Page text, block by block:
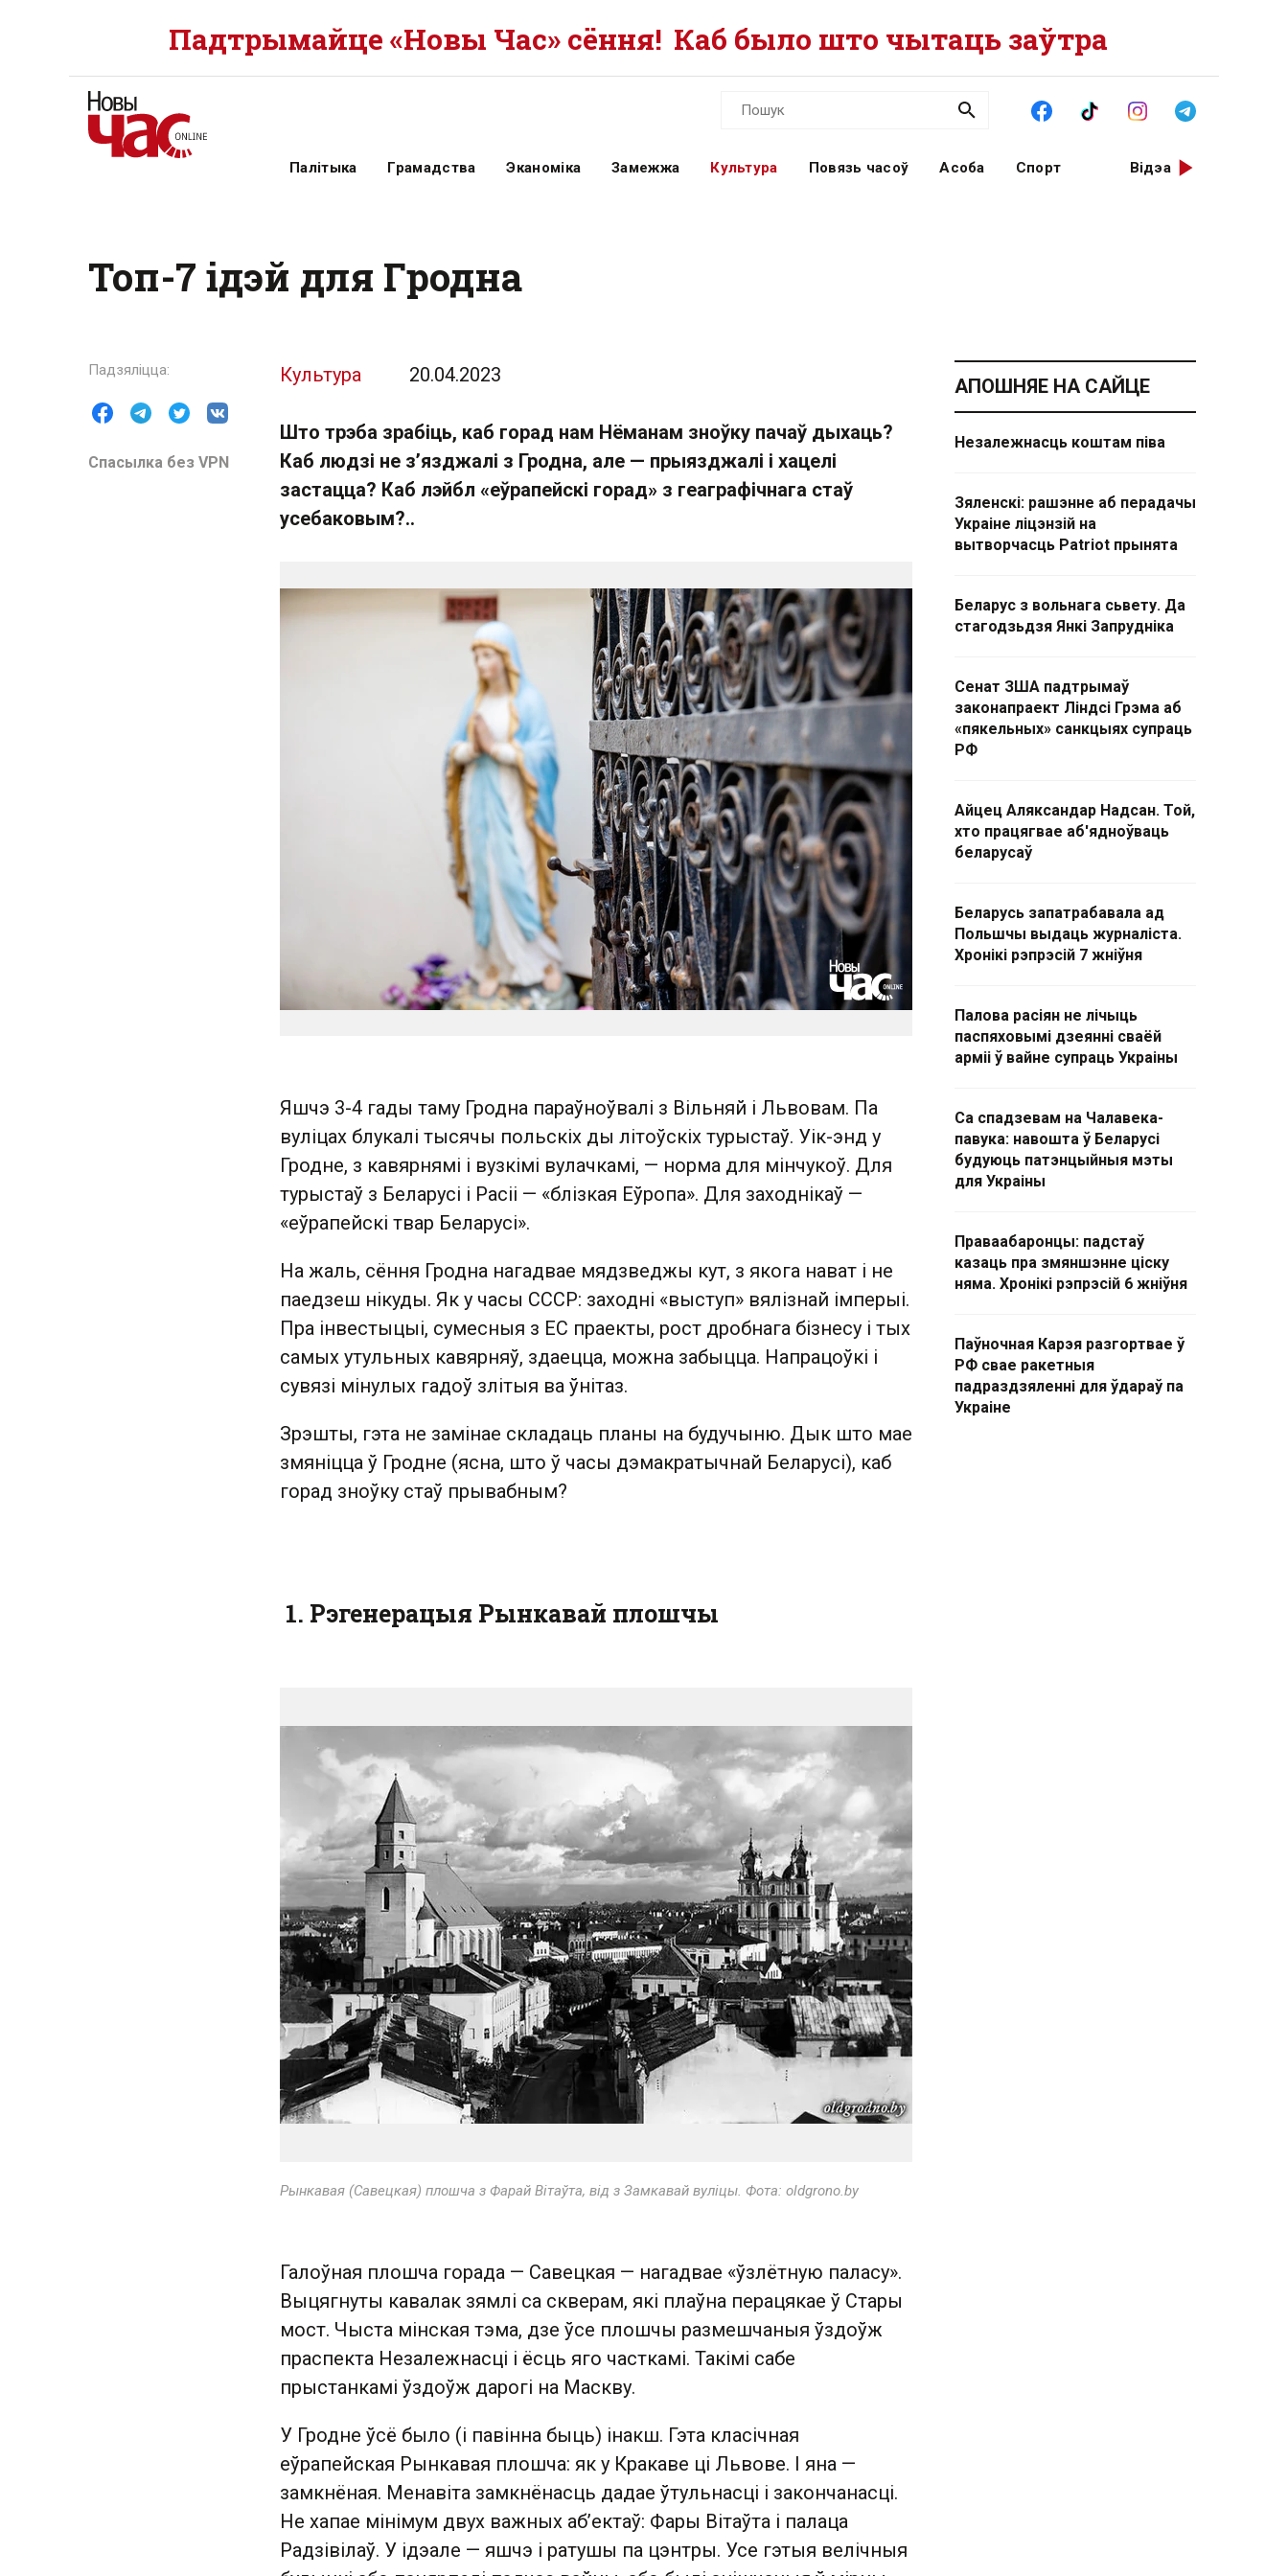
Падтрымайце «Новы Час» сёння! Каб было што чытаць заўтра
Палітыка Грамадства Эканоміка Замежжа Культура Повязь часоў Асоба Спорт Відэа
Топ-7 ідэй для Гродна
Спасылка без VPN
Культура 20.04.2023
Што трэба зрабіць, каб горад нам Нёманам зноўку пачаў дыхаць?
Каб людзі не з’язджалі з Гродна, але — прыязджалі і хацелі
застацца? Каб лэйбл «еўрапейскі горад» з геаграфічнага стаў
усебаковым?..
Яшчэ 3-4 гады таму Гродна параўноўвалі з Вільняй і Львовам. Па
вуліцах блукалі тысячы польскіх ды літоўскіх турыстаў. Уік-энд у
Гродне, з кавярнямі і вузкімі вулачкамі, — норма для мінчукоў. Для
турыстаў з Беларусі і Расіі — «блізкая Еўропа». Для заходнікаў —
«еўрапейскі твар Беларусі».
На жаль, сёння Гродна нагадвае мядзведжы кут, з якога нават і не
паедзеш нікуды. Як у часы СССР: заходні «выступ» вялізнай імперыі.
Пра інвестыцыі, сумесныя з ЕС праекты, рост дробнага бізнесу і тых
самых утульных кавярняў, здаецца, можна забыцца. Напрацоўкі і
сувязі мінулых гадоў злітыя ва ўнітаз.
Зрэшты, гэта не замінае складаць планы на будучыню. Дык што мае
змяніцца ў Гродне (ясна, што ў часы дэмакратычнай Беларусі), каб
горад зноўку стаў прывабным?
1. Рэгенерацыя Рынкавай плошчы
Рынкавая (Савецкая) плошча з Фарай Вітаўта, від з Замкавай вуліцы. Фота: oldgrono.by
Галоўная плошча горада — Савецкая — нагадвае «ўзлётную паласу».
Выцягнуты кавалак зямлі са скверам, які плаўна перацякае ў Стары
мост. Чыста мінская тэма, дзе ўсе плошчы размешчаныя ўздоўж
праспекта Незалежнасці і ёсць яго часткамі. Такімі сабе
прыстанкамі ўздоўж дарогі на Маскву.
У Гродне ўсё было (і павінна быць) інакш. Гэта класічная
еўрапейская Рынкавая плошча: як у Кракаве ці Львове. І яна —
замкнёная. Менавіта замкнёнасць дадае ўтульнасці і закончанасці.
Не хапае мінімум двух важных аб’ектаў: Фары Вітаўта і палаца
Радзівілаў. У ідэале — яшчэ і ратушы па цэнтры. Усе гэтыя велічныя
АПОШНЯЕ НА САЙЦЕ
Незалежнасць коштам піва
Зяленскі: рашэнне аб перадачы
Украіне ліцэнзій на
вытворчасць Patriot прынята
Беларус з вольнага сьвету. Да
стагодзьдзя Янкі Запрудніка
Сенат ЗША падтрымаў
законапраект Ліндсі Грэма аб
«пякельных» санкцыях супраць
РФ
Айцец Аляксандар Надсан. Той,
хто працягвае аб'ядноўваць
беларусаў
Беларусь запатрабавала ад
Польшчы выдаць журналіста.
Хронікі рэпрэсій 7 жніўня
Палова расіян не лічыць
паспяховымі дзеянні сваёй
арміі ў вайне супраць Украіны
Са спадзевам на Чалавека-
павука: навошта ў Беларусі
будуюць патэнцыйныя мэты
для Украіны
Праваабаронцы: падстаў
казаць пра змяншэнне ціску
няма. Хронікі рэпрэсій 6 жніўня
Паўночная Карэя разгортвае ў
РФ свае ракетныя
падраздзяленні для ўдараў па
Украіне